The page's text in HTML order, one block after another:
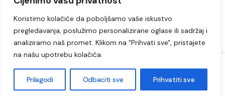
Koristimo kolačiće da poboljšamo vaše iskustvo
pregledavanja, poslužimo personalizirane oglase ili sadržaj i
analiziramo naš promet. Klikom na "Prihvati sve", pristajete
na našu upotrebu kolačića.
Prilagodi Odbaciti sve Prihvatiti sve
Lukavac Društvo Crna hronika
Sport
Kultura
Kolumne Slobodno vrijeme